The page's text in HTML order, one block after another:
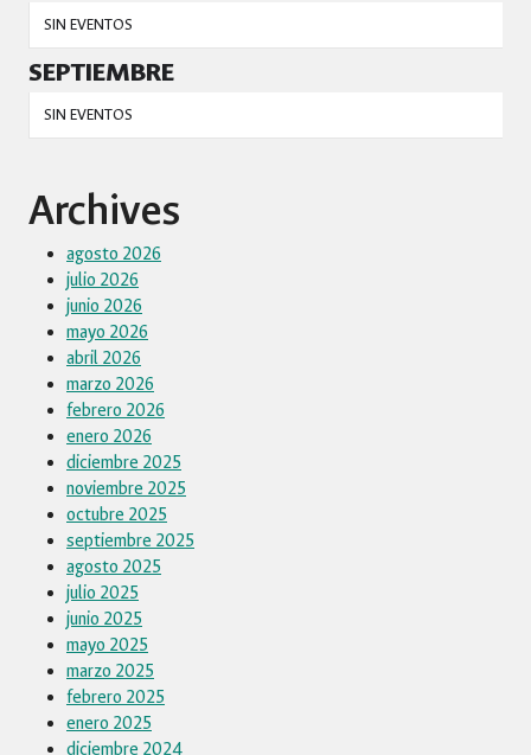
SIN EVENTOS
SEPTIEMBRE
SIN EVENTOS
Archives
agosto 2026
julio 2026
junio 2026
mayo 2026
abril 2026
marzo 2026
febrero 2026
enero 2026
diciembre 2025
noviembre 2025
octubre 2025
septiembre 2025
agosto 2025
julio 2025
junio 2025
mayo 2025
marzo 2025
febrero 2025
enero 2025
diciembre 2024